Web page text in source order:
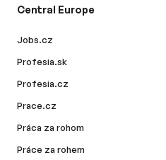
Central Europe
Jobs.cz
Profesia.sk
Profesia.cz
Prace.cz
Práca za rohom
Práce za rohem